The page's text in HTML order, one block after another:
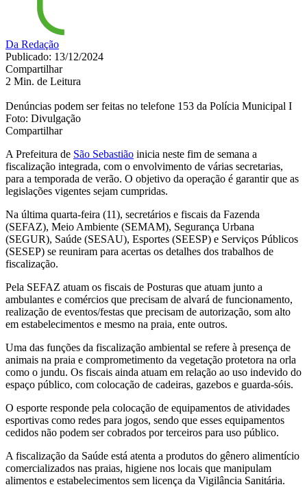
Da Redação
Publicado: 13/12/2024
Compartilhar
2 Min. de Leitura
Denúncias podem ser feitas no telefone 153 da Polícia Municipal I
Foto: Divulgação
Compartilhar
A Prefeitura de São Sebastião inicia neste fim de semana a
fiscalização integrada, com o envolvimento de várias secretarias,
para a temporada de verão. O objetivo da operação é garantir que as
legislações vigentes sejam cumpridas.
Na última quarta-feira (11), secretários e fiscais da Fazenda
(SEFAZ), Meio Ambiente (SEMAM), Segurança Urbana
(SEGUR), Saúde (SESAU), Esportes (SEESP) e Serviços Públicos
(SESEP) se reuniram para acertas os detalhes dos trabalhos de
fiscalização.
Pela SEFAZ atuam os fiscais de Posturas que atuam junto a
ambulantes e comércios que precisam de alvará de funcionamento,
realização de eventos/festas que precisam de autorização, som alto
em estabelecimentos e mesmo na praia, ente outros.
Uma das funções da fiscalização ambiental se refere à presença de
animais na praia e comprometimento da vegetação protetora na orla
como o jundu. Os fiscais ainda atuam em relação ao uso indevido do
espaço público, com colocação de cadeiras, gazebos e guarda-sóis.
O esporte responde pela colocação de equipamentos de atividades
esportivas como redes para jogos, sendo que esses equipamentos
cedidos não podem ser cobrados por terceiros para uso público.
A fiscalização da Saúde está atenta a produtos do gênero alimentício
comercializados nas praias, higiene nos locais que manipulam
alimentos e estabelecimentos sem licença da Vigilância Sanitária.